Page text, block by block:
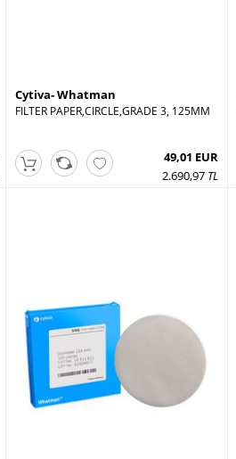
Cytiva- Whatman
FILTER PAPER,CIRCLE,GRADE 3, 125MM
49,01 EUR
2.690,97 TL